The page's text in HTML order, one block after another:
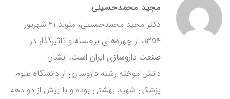
مجید محمدحسینی
دکتر مجید محمدحسینی، متولد ۲۱ شهریور
۱۳۵۴، از چهره‌های برجسته و تاثیرگذار در
صنعت داروسازی ایران است. ایشان
دانش‌آموخته رشته داروسازی از دانشگاه علوم
پزشکی شهید بهشتی بوده و با بیش از دو دهه